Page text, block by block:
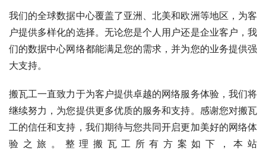
我们的全球数据中心覆盖了亚洲、北美和欧洲等地区，为客
户提供多样化的选择。无论您是个人用户还是企业客户，我
们的数据中心网络都能满足您的需求，并为您的业务提供强
大支持。
搬瓦工一直致力于为客户提供卓越的网络服务体验，我们将
继续努力，为您提供更多优质的服务和支持。感谢您对搬瓦
工的信任和支持，我们期待与您共同开启更加美好的网络体
验之旅。整理搬瓦工所有方案如下，本站